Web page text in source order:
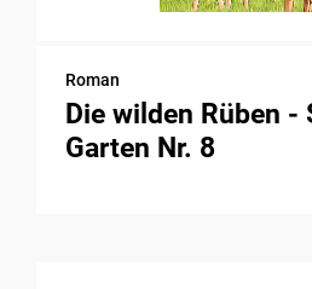
Roman
Die wilden Rüben -
Garten Nr. 8